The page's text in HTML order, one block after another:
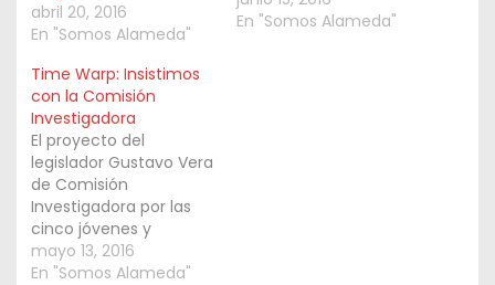
abril 20, 2016
En "Somos Alameda"
En "Somos Alameda"
Time Warp: Insistimos
con la Comisión
Investigadora
El proyecto del
legislador Gustavo Vera
de Comisión
Investigadora por las
cinco jóvenes y
decenas de internados
por el consumo de
mayo 13, 2016
En "Somos Alameda"